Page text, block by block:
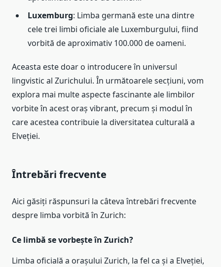
Luxemburg: Limba germană este una dintre
cele trei limbi oficiale ale Luxemburgului, fiind
vorbită de aproximativ 100.000 de oameni.
Aceasta este doar o introducere în universul
lingvistic al Zurichului. În următoarele secțiuni, vom
explora mai multe aspecte fascinante ale limbilor
vorbite în acest oraș vibrant, precum și modul în
care acestea contribuie la diversitatea culturală a
Elveției.
Întrebări frecvente
Aici găsiți răspunsuri la câteva întrebări frecvente
despre limba vorbită în Zurich:
Ce limbă se vorbește în Zurich?
Limba oficială a orașului Zurich, la fel ca și a Elveției,